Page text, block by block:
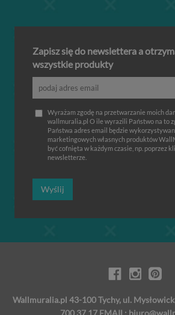
Zapisz się do newslettera a
wszystkie produkty
Wyrażam zgodę na przetwarzanie moich
wallmuralia.pl O ile wyrazili Państwo na to
Państwa adres email będzie
marketingowych własnych produktów
być cofnięta w każdym czasie, np. poprzez
newsletterze.
Wyślij
Wallmuralia.pl 43-100 Tychy, ul.